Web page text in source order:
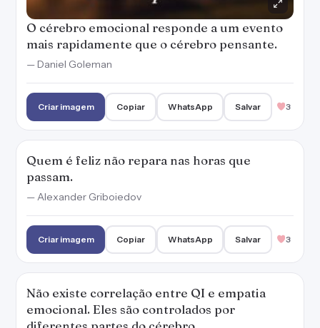
O cérebro emocional responde a um evento
mais rapidamente que o cérebro pensante.
— Daniel Goleman
Criar imagem Copiar WhatsApp Salvar 3
Quem é feliz não repara nas horas que
passam.
— Alexander Griboiedov
Criar imagem Copiar WhatsApp Salvar 3
Não existe correlação entre QI e empatia
emocional. Eles são controlados por